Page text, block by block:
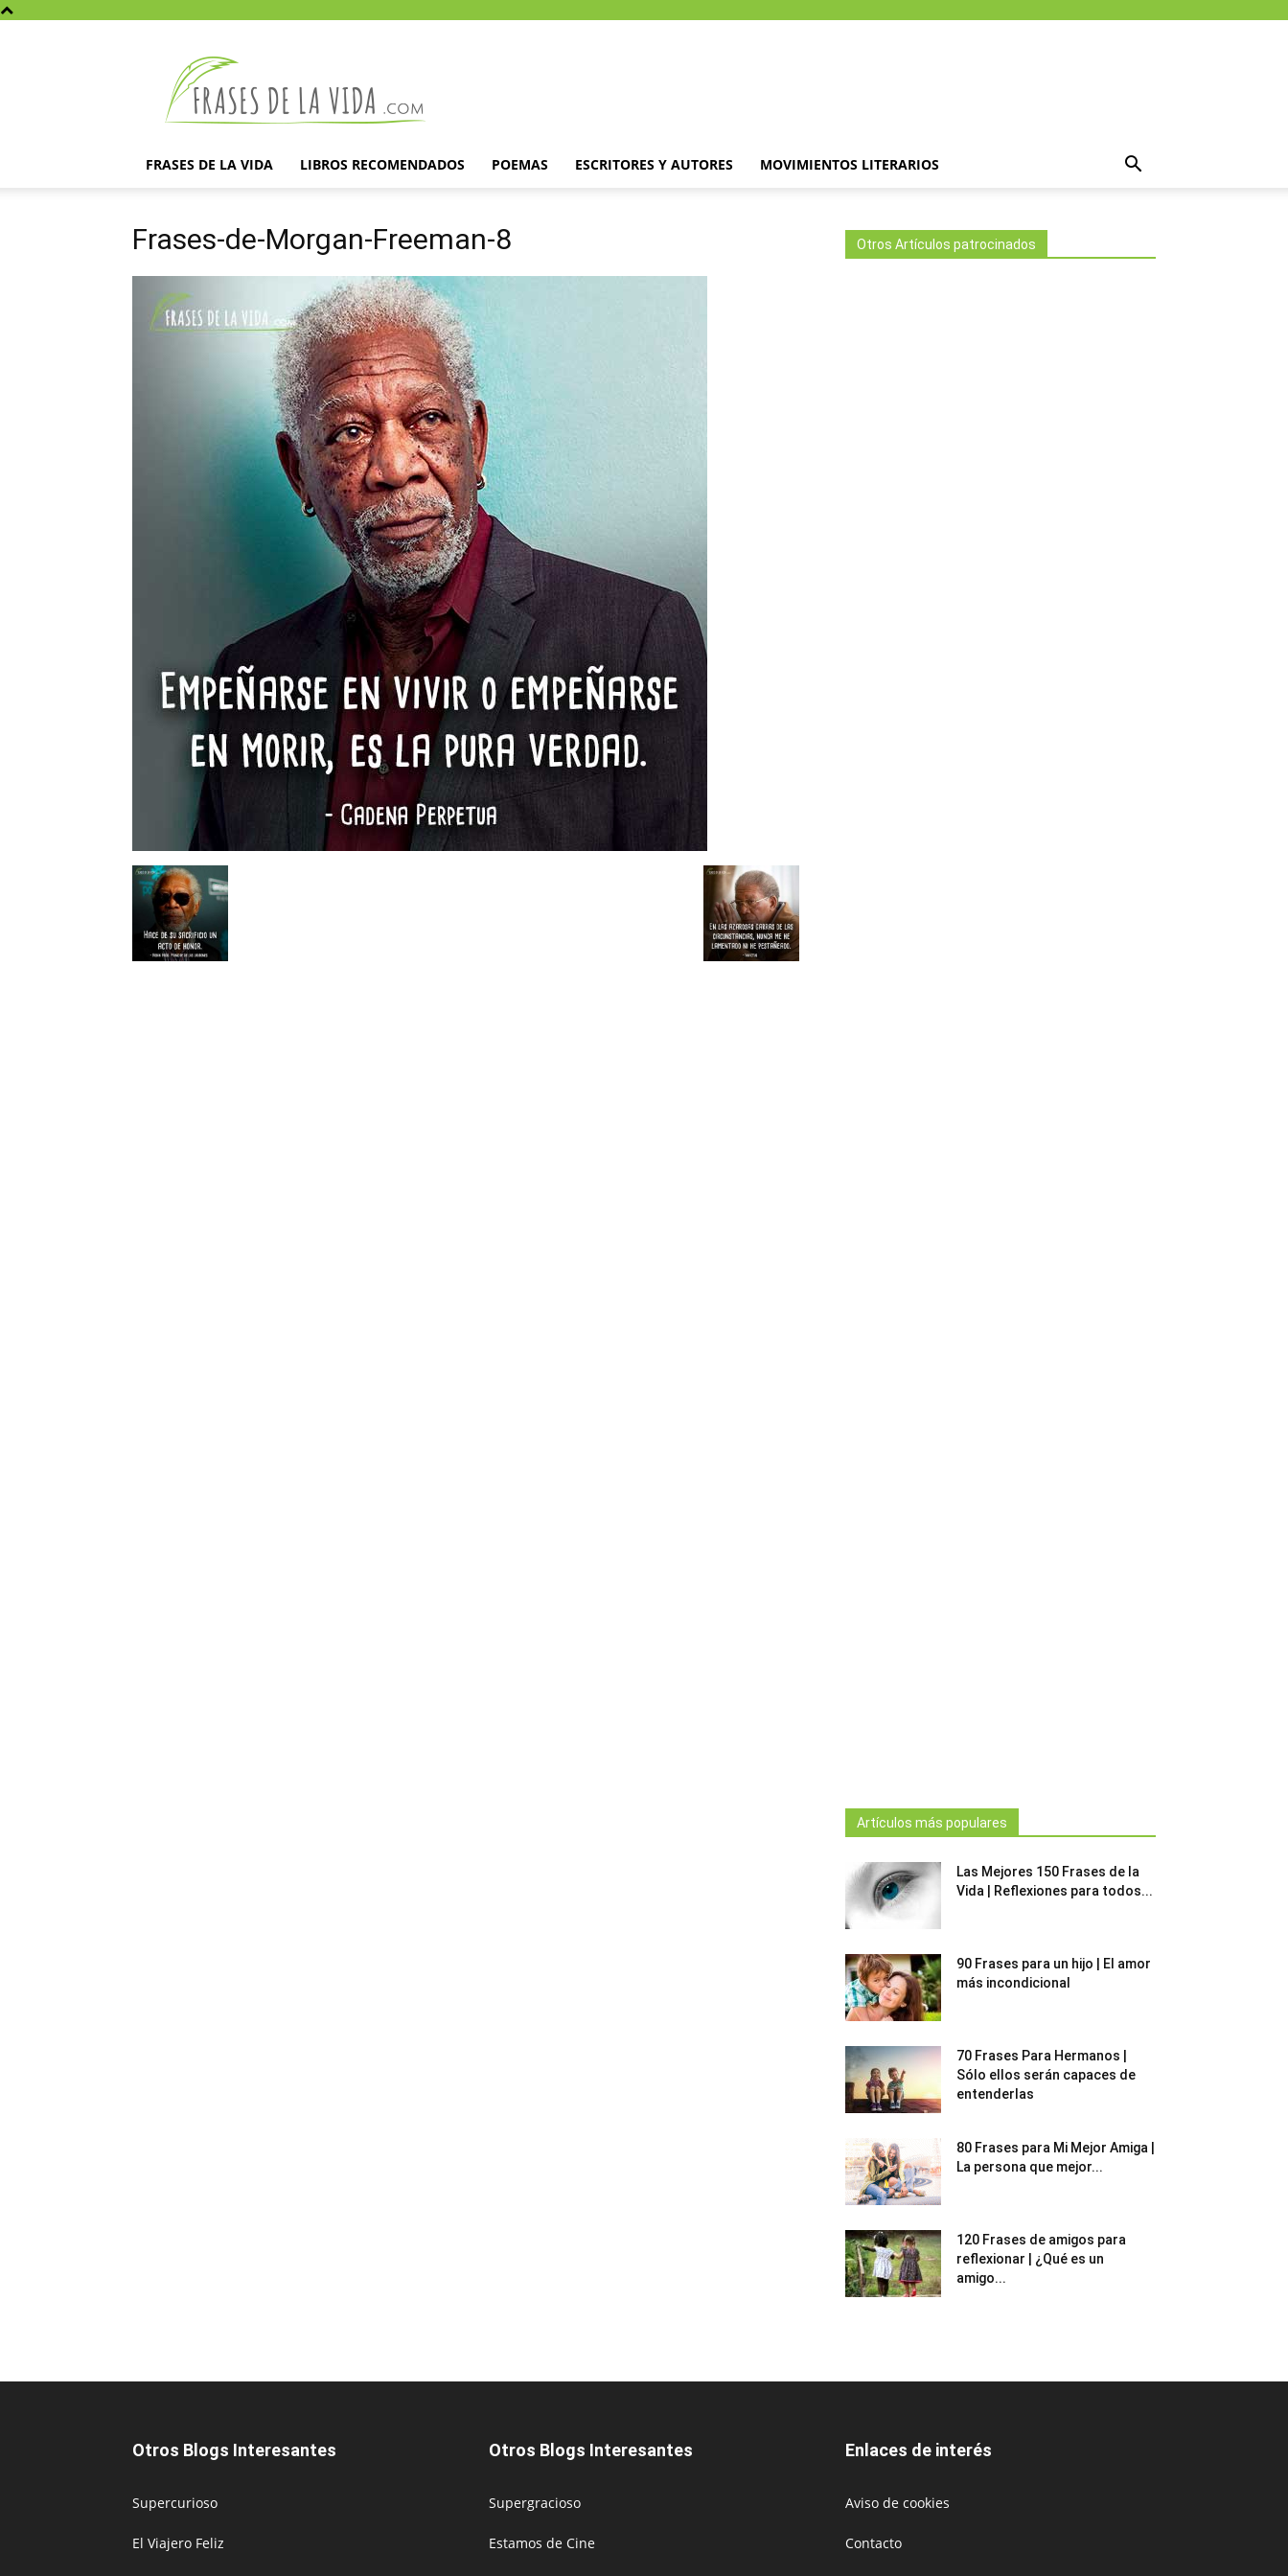
la
vida
FRASES DE LA VIDA LIBROS RECOMENDADOS POEMAS ESCRITORES Y AUTORES MOVIMIENTOS LITERARIOS
Frases-de-Morgan-Freeman-8 Otros Artículos patrocinados
Artículos más populares
Las Mejores 150 Frases de la
Vida | Reflexiones para todos...
90 Frases para un hijo | El amor
más incondicional
70 Frases Para Hermanos |
Sólo ellos serán capaces de
entenderlas
80 Frases para Mi Mejor Amiga |
La persona que mejor...
120 Frases de amigos para
reflexionar | ¿Qué es un
amigo...
Otros Blogs Interesantes
Supercurioso
El Viajero Feliz
Otros Blogs Interesantes
Supergracioso
Estamos de Cine
Enlaces de interés
Aviso de cookies
Contacto